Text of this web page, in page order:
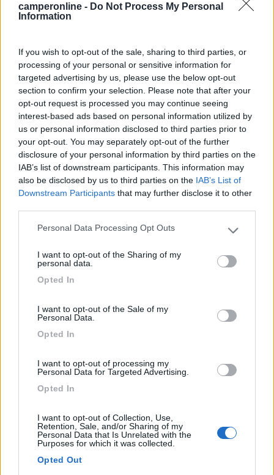
camperonline - Do Not Process My Personal
Information
If you wish to opt-out of the sale, sharing to third parties, or
processing of your personal or sensitive information for
targeted advertising by us, please use the below opt-out
section to confirm your selection. Please note that after your
opt-out request is processed you may continue seeing
interest-based ads based on personal information utilized by
us or personal information disclosed to third parties prior to
your opt-out. You may separately opt-out of the further
disclosure of your personal information by third parties on the
IAB’s list of downstream participants. This information may
also be disclosed by us to third parties on the IAB’s List of
Downstream Participants that may further disclose it to other
Please note that this website/app uses one or more Google
not limited to your visit or usage behaviour. You may click to
grant or deny consent to Google and its third-party tags to
use your data for below specified purposes in below Google
Personal Data Processing Opt Outs
I want to opt-out of the Sharing of my
personal data.
Opted In
I want to opt-out of the Sale of my
Personal Data.
Opted In
I want to opt-out of processing my
Personal Data for Targeted Advertising.
Opted In
I want to opt-out of Collection, Use,
Retention, Sale, and/or Sharing of my
Personal Data that Is Unrelated with the
Purposes for which it was collected.
Opted Out
Area di sosta (AA)
Autocamperplads - Gronhoigaard Natur
Camping
8,4 7
Servizi / Posizione
Azienda agricola con 15 posti in piano, su erba,
ombreggi...
Billund - 681.4km
Area di sosta (AA)
Hotel schenck's